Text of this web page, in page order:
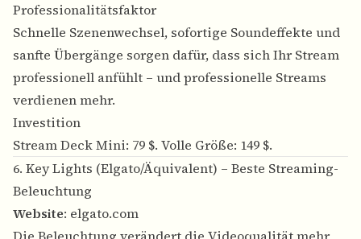
Professionalitätsfaktor
Schnelle Szenenwechsel, sofortige Soundeffekte und
sanfte Übergänge sorgen dafür, dass sich Ihr Stream
professionell anfühlt – und professionelle Streams
verdienen mehr.
Investition
Stream Deck Mini: 79 $. Volle Größe: 149 $.
6. Key Lights (Elgato/Äquivalent) – Beste Streaming-
Beleuchtung
Website: elgato.com